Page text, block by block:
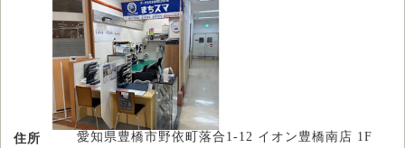
住所
愛知県豊橋市野依町落合1-12 イオン豊橋南店 1F